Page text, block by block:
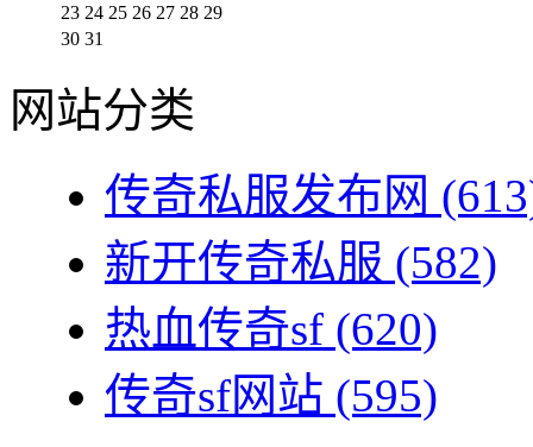
23 24 25 26 27 28 29
30 31
网站分类
传奇私服发布网
新开传奇私服 (582)
热血传奇sf (620)
传奇sf网站 (595)